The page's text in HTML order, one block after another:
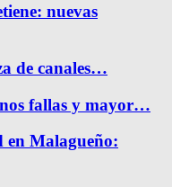
nuevas
de canales…
fallas y mayor…
en Malagueño: